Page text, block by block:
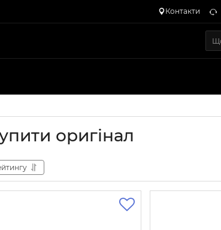
Контакти
оригінал